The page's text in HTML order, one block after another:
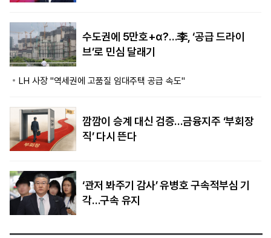
수도권에 5만호+α?…李, ‘공급 드라이
브’로 민심 달래기
LH 사장 "역세권에 고품질 임대주택 공급 속도"
깜깜이 승계 대신 검증…금융지주 ‘부회장
직’ 다시 뜬다
‘관저 봐주기 감사’ 유병호 구속적부심 기
각…구속 유지